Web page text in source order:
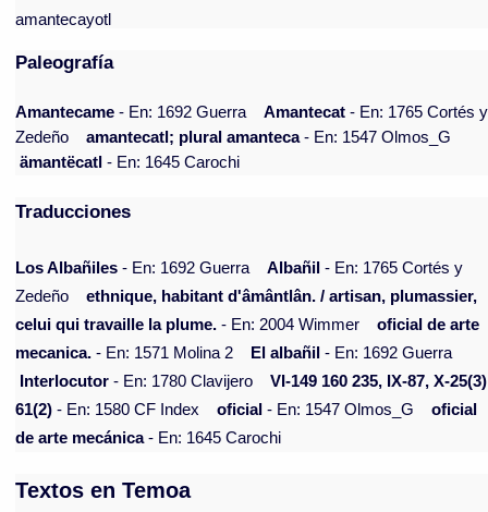
amantecayotl
Paleografía
Amantecame - En: 1692 Guerra Amantecat - En: 1765 Cortés y
Zedeño
amantecatl; plural amanteca- En: 1547 Olmos_G
ämantëcatl - En: 1645 Carochi
Traducciones
Los Albañiles - En: 1692 Guerra Albañil - En: 1765 Cortés y
Zedeño
ethnique, habitant d'âmântlân. / artisan, plumassier,
celui qui travaille la plume. - En: 2004 Wimmer
oficial de arte
mecanica. - En: 1571 Molina 2 El albañil - En: 1692 Guerra
Interlocutor - En: 1780 Clavijero
VI-149 160 235, IX-87, X-25(3)
61(2) - En: 1580 CF Index oficial - En: 1547 Olmos_G
oficial
de arte mecánica- En: 1645 Carochi
Textos en Temoa